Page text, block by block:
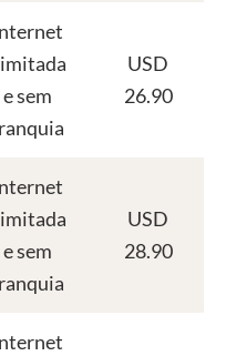
e sem
USD
26.90
e sem
USD
28.90